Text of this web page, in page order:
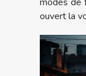
ouvert la